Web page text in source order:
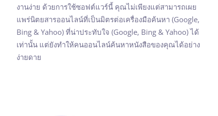
งานง่าย ด้วยการใช้ซอฟต์แวร์นี้ คุณไม่เพียงแต่สามารถเผย
แพร่นิตยสารออนไลน์ที่เป็นมิตรต่อเครื่องมือค้นหา (Google,
Bing & Yahoo) ที่น่าประทับใจ (Google, Bing & Yahoo) ได้
เท่านั้น แต่ยังทำให้คนออนไลน์ค้นหาหนังสือของคุณได้อย่าง
ง่ายดาย